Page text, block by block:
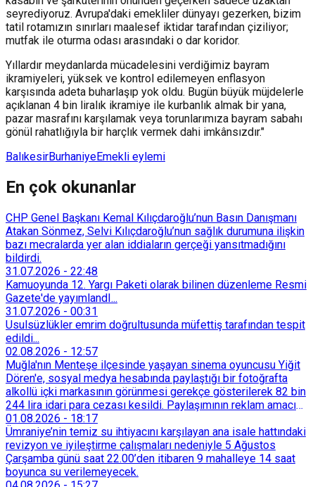
seyrediyoruz. Avrupa'daki emekliler dünyayı gezerken, bizim
tatil rotamızın sınırları maalesef iktidar tarafından çiziliyor;
mutfak ile oturma odası arasındaki o dar koridor.
Yıllardır meydanlarda mücadelesini verdiğimiz bayram
ikramiyeleri, yüksek ve kontrol edilemeyen enflasyon
karşısında adeta buharlaşıp yok oldu. Bugün büyük müjdelerle
açıklanan 4 bin liralık ikramiye ile kurbanlık almak bir yana,
pazar masrafını karşılamak veya torunlarımıza bayram sabahı
gönül rahatlığıyla bir harçlık vermek dahi imkânsızdır."
BalıkesirBurhaniyeEmekli eylemi
En çok okunanlar
CHP Genel Başkanı Kemal Kılıçdaroğlu’nun Basın Danışmanı
Atakan Sönmez, Selvi Kılıçdaroğlu’nun sağlık durumuna ilişkin
bazı mecralarda yer alan iddiaların gerçeği yansıtmadığını
bildirdi.
31.07.2026 - 22:48
Kamuoyunda 12. Yargı Paketi olarak bilinen düzenleme Resmi
Gazete'de yayımlandI...
31.07.2026 - 00:31
Usulsüzlükler emrim doğrultusunda müfettiş tarafından tespit
edildi...
02.08.2026 - 12:57
Muğla'nın Menteşe ilçesinde yaşayan sinema oyuncusu Yiğit
Dören'e, sosyal medya hesabında paylaştığı bir fotoğrafta
alkollü içki markasının görünmesi gerekçe gösterilerek 82 bin
244 lira idari para cezası kesildi. Paylaşımının reklam amacı
taşımadığını savunan Dören, cezanın iptali için yargıya
başvurdu.
01.08.2026 - 18:17
Ümraniye’nin temiz su ihtiyacını karşılayan ana isale hattındaki
revizyon ve iyileştirme çalışmaları nedeniyle 5 Ağustos
Çarşamba günü saat 22.00’den itibaren 9 mahalleye 14 saat
boyunca su verilemeyecek.